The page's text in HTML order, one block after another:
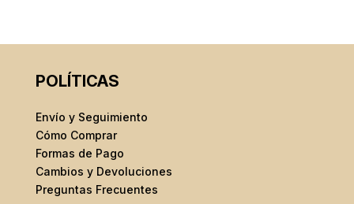
POLÍTICAS
Envío y Seguimiento
Cómo Comprar
Formas de Pago
Cambios y Devoluciones
Preguntas Frecuentes